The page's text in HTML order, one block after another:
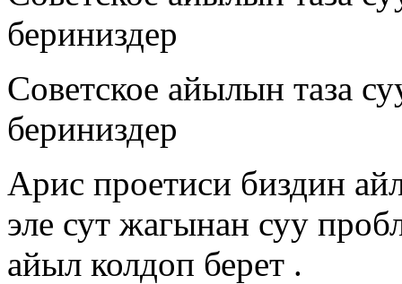
бериниздер
Советское айылын таза
бериниздер
Арис проетиси биздин
эле сут жагынан суу
айыл колдоп берет .